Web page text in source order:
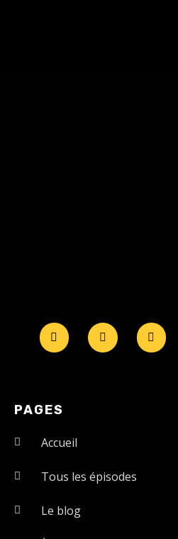
PAGES
Accueil
Tous les épisodes
Le blog